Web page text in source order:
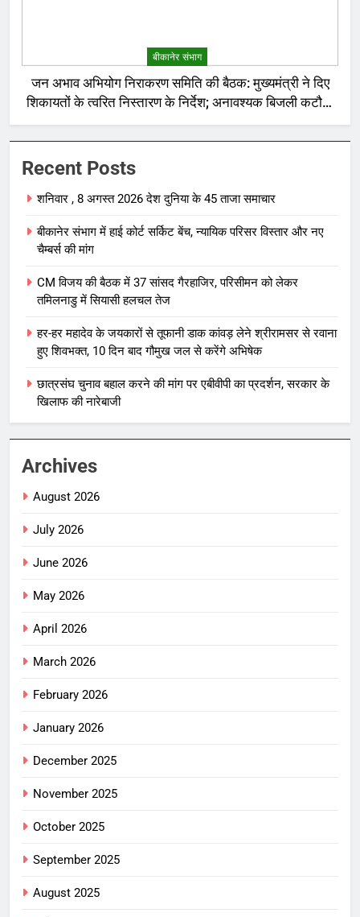
बीकानेर संभाग
जन अभाव अभियोग निराकरण समिति की बैठक: मुख्यमंत्री ने दिए
शिकायतों के त्वरित निस्तारण के निर्देश; अनावश्यक बिजली कटौती
पर सख्त रुख
Recent Posts
शनिवार , 8 अगस्त 2026 देश दुनिया के 45 ताजा समाचार
बीकानेर संभाग में हाई कोर्ट सर्किट बेंच, न्यायिक परिसर विस्तार और नए
चैम्बर्स की मांग
CM विजय की बैठक में 37 सांसद गैरहाजिर, परिसीमन को लेकर
तमिलनाडु में सियासी हलचल तेज
हर-हर महादेव के जयकारों से तूफानी डाक कांवड़ लेने श्रीरामसर से रवाना
हुए शिवभक्त, 10 दिन बाद गौमुख जल से करेंगे अभिषेक
छात्रसंघ चुनाव बहाल करने की मांग पर एबीवीपी का प्रदर्शन, सरकार के
खिलाफ की नारेबाजी
Archives
August 2026
July 2026
June 2026
May 2026
April 2026
March 2026
February 2026
January 2026
December 2025
November 2025
October 2025
September 2025
August 2025